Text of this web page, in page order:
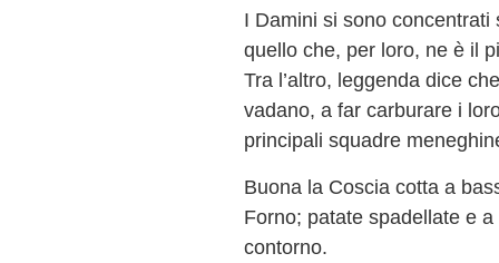
I Damini si sono
quello che, per loro, ne è il
Tra l’altro, leggenda dice
vadano, a far carburare i
principali squadre
Buona la Coscia cotta a
Forno; patate spadellate e
contorno.